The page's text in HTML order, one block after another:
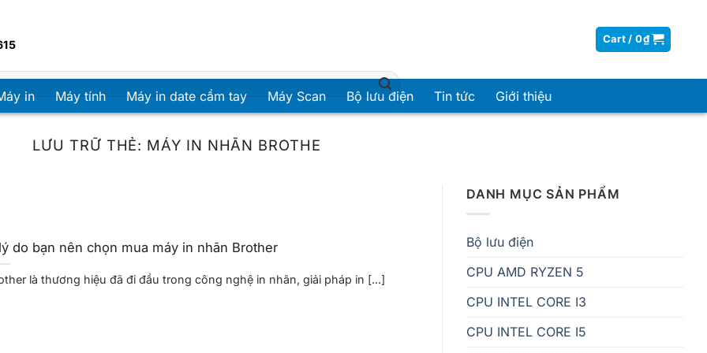
Cart /0₫
in Máy tính Máy in date cầm tay Máy Scan Bộ lưu điện Tin tức Giới thiệu
LƯU TRỮ THẺ: MÁY IN NHÃN BROTHE
do bạn nên chọn mua máy in nhãn Brother
là thương hiệu đã đi đầu trong công nghệ in nhãn, giải pháp in [...]
DANH MỤC SẢN PHẨM
Bộ lưu điện
CPU AMD RYZEN 5
CPU INTEL CORE I3
CPU INTEL CORE I5